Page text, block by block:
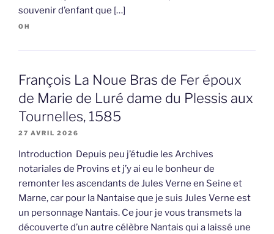
souvenir d’enfant que […]
OH
François La Noue Bras de Fer époux
de Marie de Luré dame du Plessis aux
Tournelles, 1585
27 AVRIL 2026
Introduction Depuis peu j’étudie les Archives
notariales de Provins et j’y ai eu le bonheur de
remonter les ascendants de Jules Verne en Seine et
Marne, car pour la Nantaise que je suis Jules Verne est
un personnage Nantais. Ce jour je vous transmets la
découverte d’un autre célèbre Nantais qui a laissé une